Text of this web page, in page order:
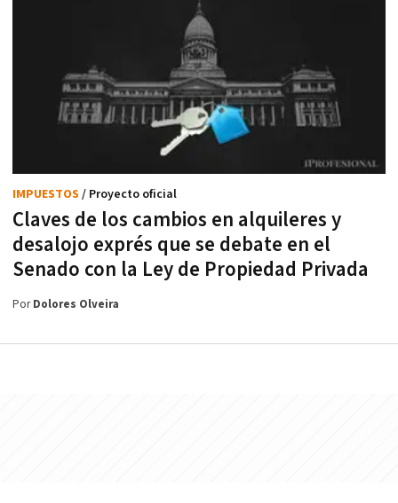
Claves de los cambios en alquileres y
desalojo exprés que se debate en el
Senado con la Ley de Propiedad Privada
IMPUESTOS / Proyecto oficial
PorDolores Olveira